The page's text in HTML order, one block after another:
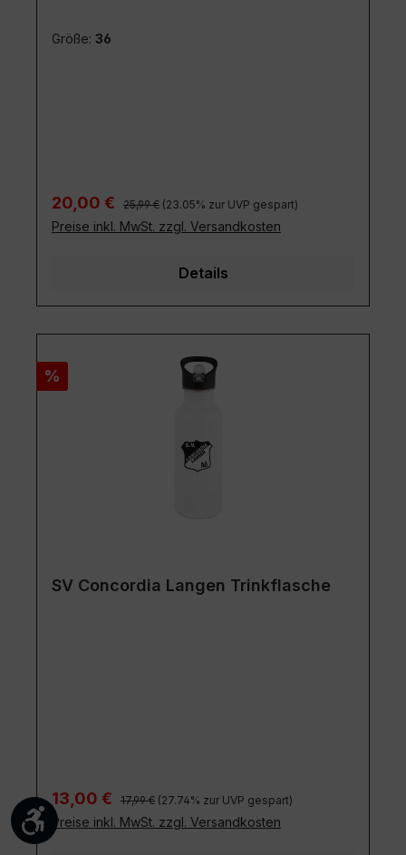
Werkzeugleiste anzeigen
Größe: 36
Verkaufspreis:
20,00 € Regulärer Preis:
25,99 € (23.05% zur UVP gespart)
Preise inkl. MwSt. zzgl. Versandkosten
Details
Rabatt
%
SV Concordia Langen Trinkflasche
Verkaufspreis:
13,00 € Regulärer Preis:
17,99 € (27.74% zur UVP gespart)
Preise inkl. MwSt. zzgl. Versandkosten